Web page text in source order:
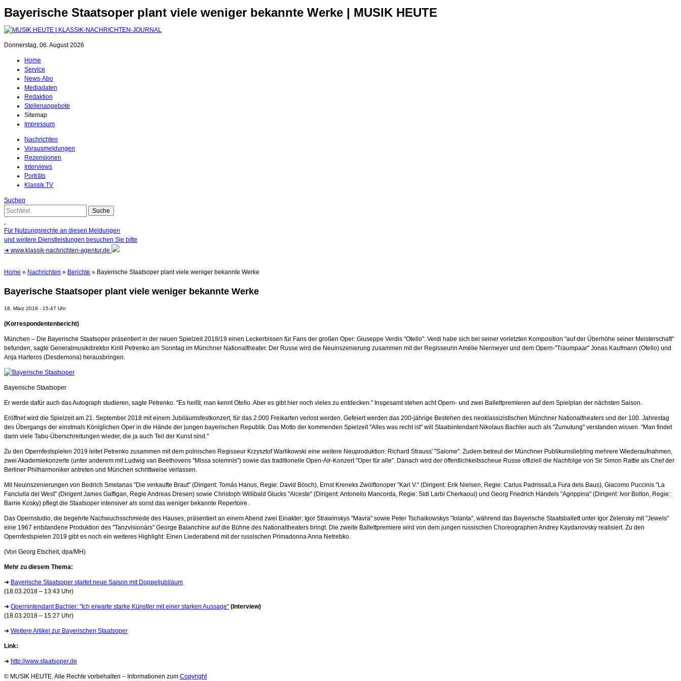
Bayerische Staatsoper plant viele weniger bekannte Werke | MUSIK HEUTE
Donnerstag, 06. August 2026
Home
Service
News-Abo
Mediadaten
Redaktion
Stellenangebote
Sitemap
Impressum
Nachrichten
Vorausmeldungen
Rezensionen
Interviews
Porträts
Klassik.TV
Suchen
Für Nutzungsrechte an diesen Meldungen
und weitere Dienstleistungen besuchen Sie bitte
➜ www.klassik-nachrichten-agentur.de
Home » Nachrichten » Berichte » Bayerische Staatsoper plant viele weniger bekannte Werke
Bayerische Staatsoper plant viele weniger bekannte Werke
18. März 2018 - 15:47 Uhr
(Korrespondentenbericht)
München – Die Bayerische Staatsoper präsentiert in der neuen Spielzeit 2018/19 einen Leckerbissen für Fans der großen Oper: Giuseppe Verdis "Otello". Verdi habe sich bei seiner vorletzten Komposition "auf der Überhöhe seiner Meisterschaft"
befunden, sagte Generalmusikdirektor Kirill Petrenko am Sonntag im Münchner Nationaltheater. Der Russe wird die Neuinszenierung zusammen mit der Regisseurin Amélie Niermeyer und dem Opern-"Traumpaar" Jonas Kaufmann (Otello) und
Anja Harteros (Desdemona) herausbringen.
Bayerische Staatsoper
Er werde dafür auch das Autograph studieren, sagte Petrenko. "Es heißt, man kennt Otello. Aber es gibt hier noch vieles zu entdecken." Insgesamt stehen acht Opern- und zwei Ballettpremieren auf dem Spielplan der nächsten Saison.
Eröffnet wird die Spielzeit am 21. September 2018 mit einem Jubiläumsfestkonzert, für das 2.000 Freikarten verlost werden. Gefeiert werden das 200-jährige Bestehen des neoklassizistischen Münchner Nationaltheaters und der 100. Jahrestag
des Übergangs der einstmals Königlichen Oper in die Hände der jungen bayerischen Republik. Das Motto der kommenden Spielzeit "Alles was recht ist" will Staatsintendant Nikolaus Bachler auch als "Zumutung" verstanden wissen. "Man findet
darin viele Tabu-Überschreitungen wieder, die ja auch Teil der Kunst sind."
Zu den Opernfestspielen 2019 leitet Petrenko zusammen mit dem polnischen Regisseur Krzysztof Warlikowski eine weitere Neuproduktion: Richard Strauss' "Salome". Zudem betreut der Münchner Publikumsliebling mehrere Wiederaufnahmen,
zwei Akademiekonzerte (unter anderem mit Ludwig van Beethovens "Missa solemnis") sowie das traditionelle Open-Air-Konzert "Oper für alle". Danach wird der öffentlichkeitsscheue Russe offiziell die Nachfolge von Sir Simon Rattle als Chef der
Berliner Philharmoniker antreten und München schrittweise verlassen.
Mit Neuinszenierungen von Bedrich Smetanas "Die verkaufte Braut" (Dirigent: Tomás Hanus, Regie: David Bösch), Ernst Kreneks Zwölftonoper "Karl V." (Dirigent: Erik Nielsen, Regie: Carlus Padrissa/La Fura dels Baus), Giacomo Puccinis "La
Fanciulla del West" (Dirigent James Gaffigan, Regie Andreas Dresen) sowie Christoph Willibald Glucks "Alceste" (Dirigent: Antonello Mancorda, Regie: Sidi Larbi Cherkaoui) und Georg Friedrich Händels "Agrippina" (Dirigent: Ivor Bolton, Regie:
Barrie Kosky) pflegt die Staatsoper intensiver als sonst das weniger bekannte Repertoire.
Das Opernstudio, die begehrte Nachwuchsschmiede des Hauses, präsentiert an einem Abend zwei Einakter: Igor Strawinskys "Mavra" sowie Peter Tschaikowskys "Iolanta", während das Bayerische Staatsballett unter Igor Zelensky mit "Jewels"
eine 1967 entstandene Produktion des "Tanzvisionärs" George Balanchine auf die Bühne des Nationaltheaters bringt. Die zweite Ballettpremiere wird von dem jungen russischen Choreographen Andrey Kaydanovsky realisiert. Zu den
Opernfestspielen 2019 gibt es noch ein weiteres Highlight: Einen Liederabend mit der russischen Primadonna Anna Netrebko.
(Von Georg Etscheit, dpa/MH)
Mehr zu diesem Thema:
➜ Bayerische Staatsoper startet neue Saison mit Doppeljubiläum
(18.03.2018 – 13:43 Uhr)
➜ Opernintendant Bachler: "Ich erwarte starke Künstler mit einer starken Aussage" (Interview)
(18.03.2018 – 15:27 Uhr)
➜ Weitere Artikel zur Bayerischen Staatsoper
Link:
➜ http://www.staatsoper.de
© MUSIK HEUTE. Alle Rechte vorbehalten – Informationen zum Copyright